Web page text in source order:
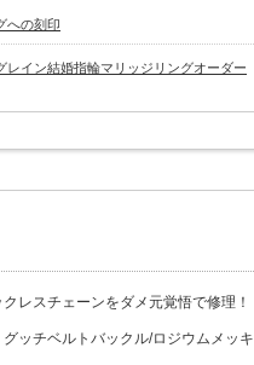
への刻印
レイン結婚指輪マリッジリングオーダー
レスチェーンをダメ元覚悟で修理！
グッチベルトバックル/ロジウムメッキ